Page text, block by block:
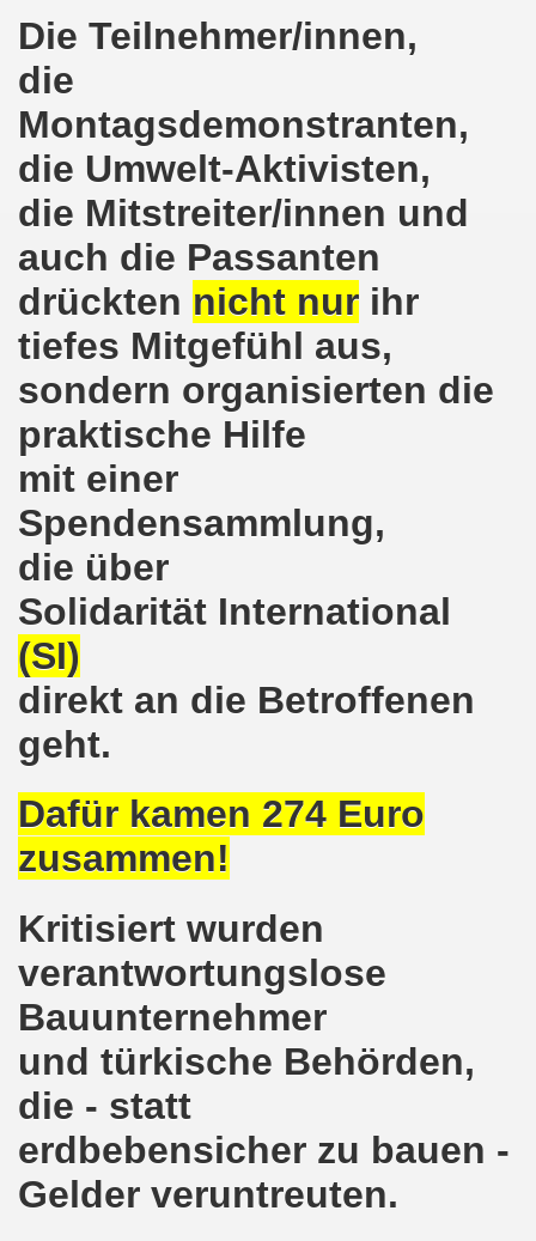
Die Teilnehmer/innen,
die
Montagsdemonstranten,
die Umwelt-Aktivisten,
die Mitstreiter/innen und
auch die Passanten
drückten nicht nur ihr
tiefes Mitgefühl aus,
sondern organisierten die
praktische Hilfe
mit einer
Spendensammlung,
die über
Solidarität International
(SI)
direkt an die Betroffenen
geht.
Dafür kamen 274 Euro
zusammen!
Kritisiert wurden
verantwortungslose
Bauunternehmer
und türkische Behörden,
die - statt
erdbebensicher zu bauen -
Gelder veruntreuten.
Gelsenkirchener Montagsdemo-Bewegung am
Bewegung am 17.05.2021 setzt Zeichen der Solidarität
am 12.04.2021: Klare Kante gegen Corona-
als einer der Schwerpunkt-Themen am 12.04.2021 der
am 29.03.2021 mit großem Zuspruch -
Bewegung am 29.03.2021 steht konsequent
sendet kämpferische Grüße am 08.03.2021 zum
Bewegung am 08.03.2021 im Zeichen des
Montagsdemo-Bewegung am 08. März
bei Eiseskälte gegen die katastrophale Flüchtlings-
Montagsdemo-Bewegung am 15. Februar 2021
Montagsdemo-Bewegung am 11. Januar 2021
Bewegung am 23.11.2020 zum heißen Eisen Corona
Bewegung am 02.11.2020 - auf der Straße gegen das
am 10.10.2020 in Düsseldorf
Montagsdemo-Bewegung am 02. November 2020
auf die Bevölkerung! Beschäftigte und Arbeitslose
Bewegung am 14.09.2020 mit breiter Themenpalette
ich (Thomas Kistermann) zur Kommunalwahl für das
und dadurch wurde bis zum heutigen Zeitpunkt im
16 Jahre Gelsenkirchener Montagsdemo-
Bewegung - Jubiläum am 10.08.2020